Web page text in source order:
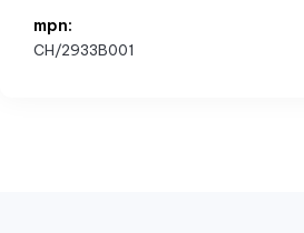
mpn:
CH/2933B001